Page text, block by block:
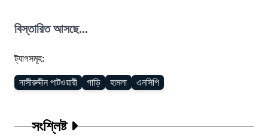
বিস্তারিত আসছে...
ট্যাগসমূহ:
নাসীরুদ্দীন পাটওয়ারী গাড়ি হামলা এনসিপি
সংশ্লিষ্ট